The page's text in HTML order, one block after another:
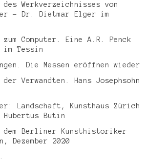
des Werkverzeichnisses von
– Dr. Dietmar Elger im
Computer. Eine A.R. Penck
im Tessin
Die Messen eröffnen wieder
Verwandten. Hans Josephsohn
Landschaft, Kunsthaus Zürich
Butin
Berliner Kunsthistoriker
Dezember 2020